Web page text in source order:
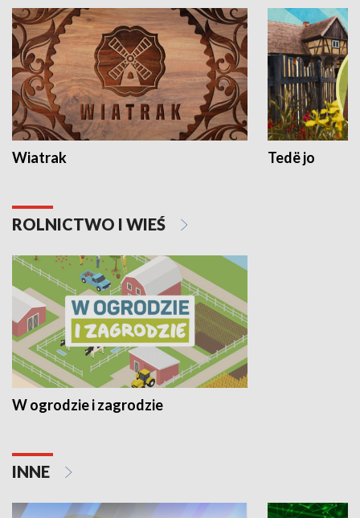
Wiatrak Tedë jo
ROLNICTWO I WIEŚ
W ogrodzie i zagrodzie
INNE